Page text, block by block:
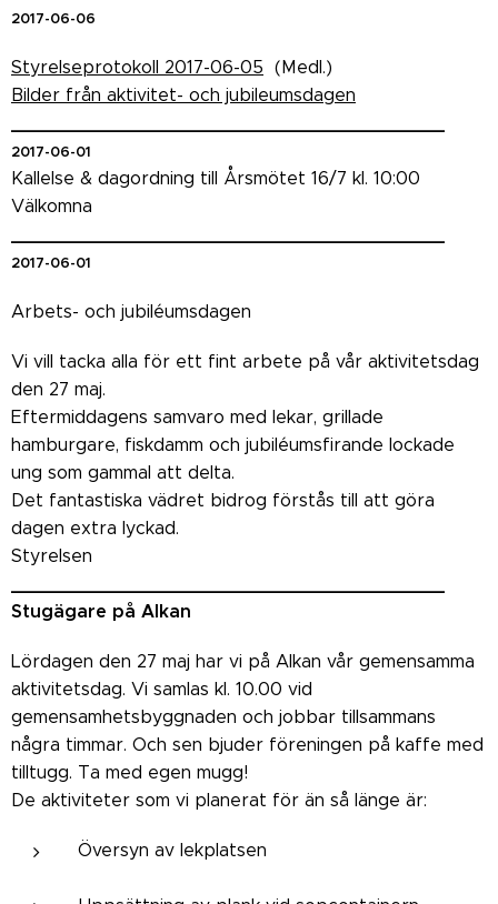
2017-06-06
Styrelseprotokoll 2017-06-05 (Medl.)
Bilder från aktivitet- och jubileumsdagen
2017-06-01
Kallelse & dagordning till Årsmötet 16/7 kl. 10:00
Välkomna
2017-06-01
Arbets- och jubiléumsdagen
Vi vill tacka alla för ett fint arbete på vår aktivitetsdag
den 27 maj.
Eftermiddagens samvaro med lekar, grillade
hamburgare, fiskdamm och jubiléumsfirande lockade
ung som gammal att delta.
Det fantastiska vädret bidrog förstås till att göra
dagen extra lyckad.
Styrelsen
Stugägare på Alkan
Lördagen den 27 maj har vi på Alkan vår gemensamma
aktivitetsdag. Vi samlas kl. 10.00 vid
gemensamhetsbyggnaden och jobbar tillsammans
några timmar. Och sen bjuder föreningen på kaffe med
tilltugg. Ta med egen mugg!
De aktiviteter som vi planerat för än så länge är:
Översyn av lekplatsen